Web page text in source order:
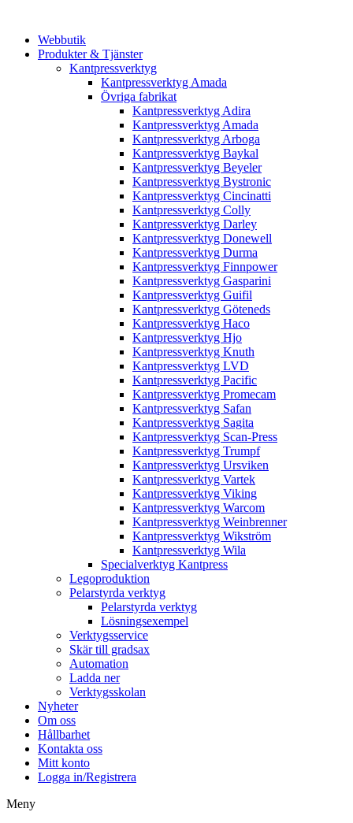
Webbutik
Produkter & Tjänster
Kantpressverktyg
Kantpressverktyg Amada
Övriga fabrikat
Kantpressverktyg Adira
Kantpressverktyg Amada
Kantpressverktyg Arboga
Kantpressverktyg Baykal
Kantpressverktyg Beyeler
Kantpressverktyg Bystronic
Kantpressverktyg Cincinatti
Kantpressverktyg Colly
Kantpressverktyg Darley
Kantpressverktyg Donewell
Kantpressverktyg Durma
Kantpressverktyg Finnpower
Kantpressverktyg Gasparini
Kantpressverktyg Guifil
Kantpressverktyg Göteneds
Kantpressverktyg Haco
Kantpressverktyg Hjo
Kantpressverktyg Knuth
Kantpressverktyg LVD
Kantpressverktyg Pacific
Kantpressverktyg Promecam
Kantpressverktyg Safan
Kantpressverktyg Sagita
Kantpressverktyg Scan-Press
Kantpressverktyg Trumpf
Kantpressverktyg Ursviken
Kantpressverktyg Vartek
Kantpressverktyg Viking
Kantpressverktyg Warcom
Kantpressverktyg Weinbrenner
Kantpressverktyg Wikström
Kantpressverktyg Wila
Specialverktyg Kantpress
Legoproduktion
Pelarstyrda verktyg
Pelarstyrda verktyg
Lösningsexempel
Verktygsservice
Skär till gradsax
Automation
Ladda ner
Verktygsskolan
Nyheter
Om oss
Hållbarhet
Kontakta oss
Mitt konto
Logga in/Registrera
Meny